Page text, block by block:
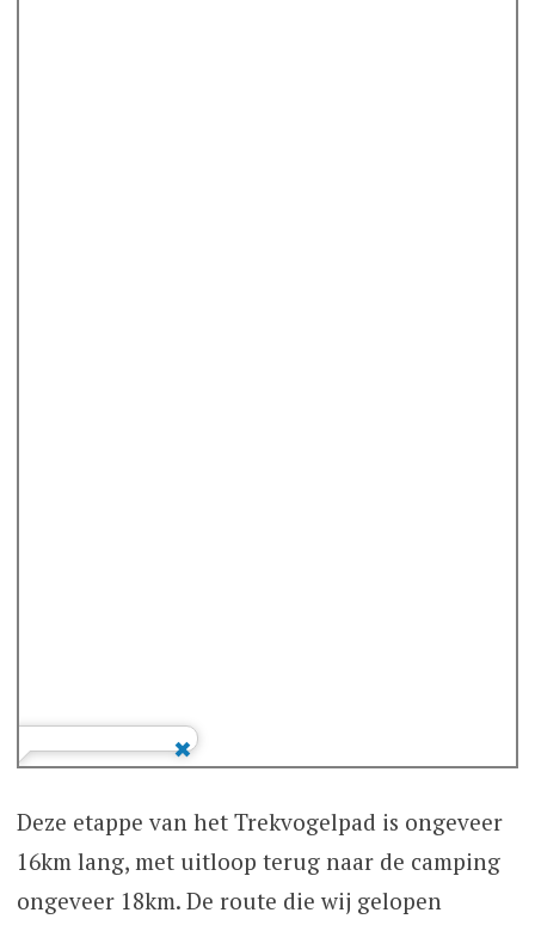
Deze etappe van het Trekvogelpad is ongeveer
16km lang, met uitloop terug naar de camping
ongeveer 18km. De route die wij gelopen